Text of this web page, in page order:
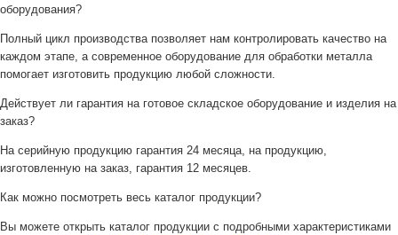
оборудования?
Полный цикл производства позволяет нам контролировать качество на
каждом этапе, а современное оборудование для обработки металла
помогает изготовить продукцию любой сложности.
Действует ли гарантия на готовое складское оборудование и изделия на
заказ?
На серийную продукцию гарантия 24 месяца, на продукцию,
изготовленную на заказ, гарантия 12 месяцев.
Как можно посмотреть весь каталог продукции?
Вы можете открыть каталог продукции с подробными характеристиками